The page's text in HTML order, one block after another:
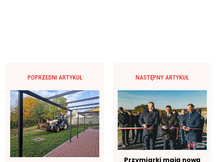
POPRZEDNI ARTYKUŁ NASTĘPNY ARTYKUŁ
Przymiarki mają nową